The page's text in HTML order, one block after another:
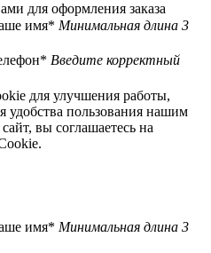
для оформления заказа
имя* Минимальная длина 3
Введите корректный
для улучшения работы,
пользования нашим
вы соглашаетесь на
имя* Минимальная длина 3